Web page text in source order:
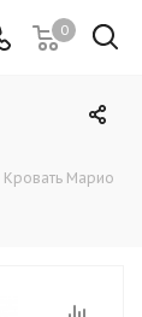
0
Кровать Марио